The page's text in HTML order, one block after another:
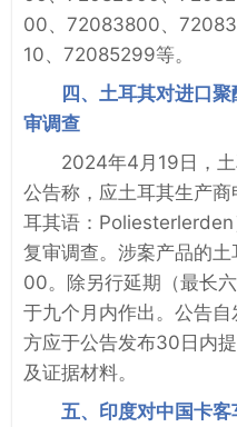
00、72083800、
10、72085299等。
四、土耳其对进口
审调查
2024年4月19日，
公告称，应土耳其生产
耳其语：
复审调查。涉案产品的
00。除另行延期（最长
于九个月内作出。公告
方应于公告发布30日内
及证据材料。
五、印度对中国卡